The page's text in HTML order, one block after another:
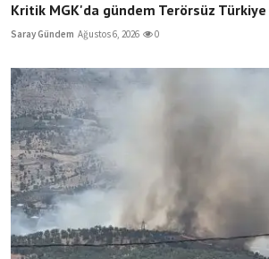
Kritik MGK'da gündem Terörsüz Türkiye
Saray Gündem Ağustos 6, 2026 0